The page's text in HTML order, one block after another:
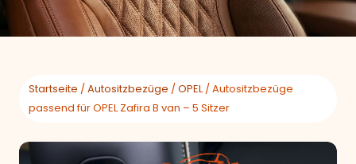
Startseite /Autositzbezüge /OPEL/ Autositzbezüge
passend für OPEL Zafira B van – 5 Sitzer